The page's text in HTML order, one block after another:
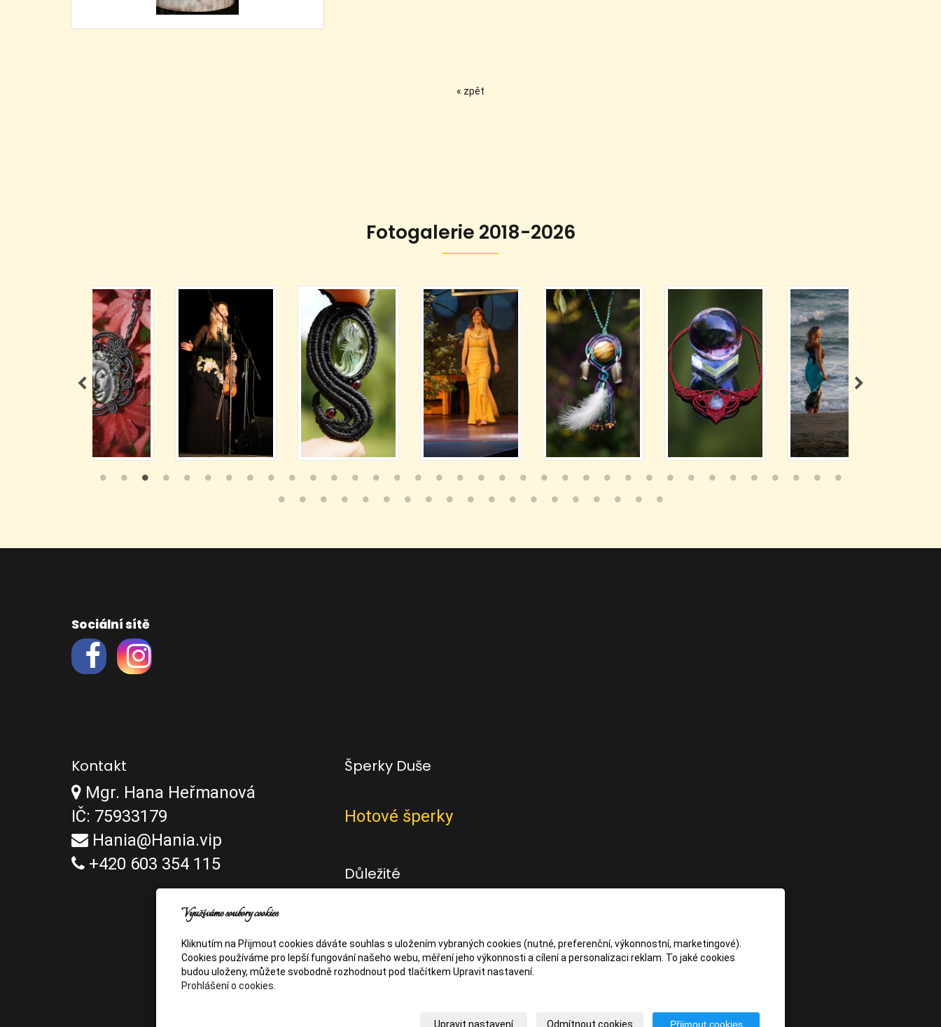
« zpět
Fotogalerie 2018-2026
Sociální sítě
Kontakt
Mgr. Hana Heřmanová
IČ: 75933179
Hania@Hania.vip
+420 603 354 115
Šperky Duše
Hotové šperky
Důležité
Využíváme soubory cookies
Kliknutím na Přijmout cookies dáváte souhlas s uložením vybraných cookies (nutné, preferenční, výkonnostní, marketingové).
Cookies používáme pro lepší fungování našeho webu, měření jeho výkonnosti a cílení a personalizaci reklam. To jaké cookies
budou uloženy, můžete svobodně rozhodnout pod tlačítkem Upravit nastavení.
Prohlášení o cookies.
Upravit nastavení Odmítnout cookies Přijmout cookies